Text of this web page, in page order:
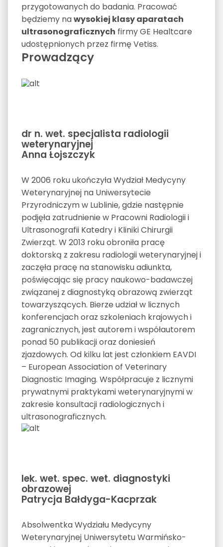
przygotowanych do badania. Pracować
będziemy nawysokiej klasy aparatach
ultrasonograficznych firmy GE Healtcare
udostępnionych przez firmę Vetiss.
Prowadzący
dr n. wet. specjalista radiologii
weterynaryjnej
Anna Łojszczyk
W 2006 roku ukończyła Wydział Medycyny
Weterynaryjnej na Uniwersytecie
Przyrodniczym w Lublinie, gdzie następnie
podjęła zatrudnienie w Pracowni Radiologii i
Ultrasonografii Katedry i Kliniki Chirurgii
Zwierząt. W 2013 roku obroniła pracę
doktorską z zakresu radiologii weterynaryjnej i
zaczęła pracę na stanowisku adiunkta,
poświęcając się pracy naukowo-badawczej
związanej z diagnostyką obrazową zwierząt
towarzyszących. Bierze udział w licznych
konferencjach oraz szkoleniach krajowych i
zagranicznych, jest autorem i współautorem
ponad 50 publikacji oraz doniesień
zjazdowych. Od kilku lat jest członkiem EAVDI
– European Association of Veterinary
Diagnostic Imaging. Współpracuje z licznymi
prywatnymi praktykami weterynaryjnymi w
zakresie konsultacji radiologicznych i
ultrasonograficznych.
lek. wet. spec. wet. diagnostyki
obrazowej
Patrycja Bałdyga-Kacprzak
Absolwentka Wydziału Medycyny
Weterynaryjnej Uniwersytetu Warmińsko-